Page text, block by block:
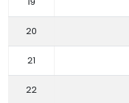
20
21
22